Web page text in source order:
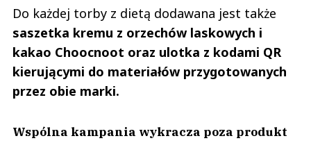
Do każdej torby z dietą dodawana jest także
saszetka kremu z orzechów laskowych i
kakao Choocnoot oraz ulotka z kodami QR
kierującymi do materiałów przygotowanych
przez obie marki.
Wspólna kampania wykracza poza produkt